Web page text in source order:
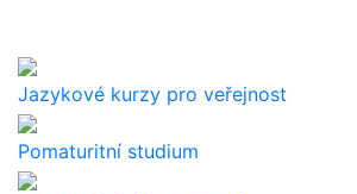
Jazykové kurzy pro veřejnost
Pomaturitní studium